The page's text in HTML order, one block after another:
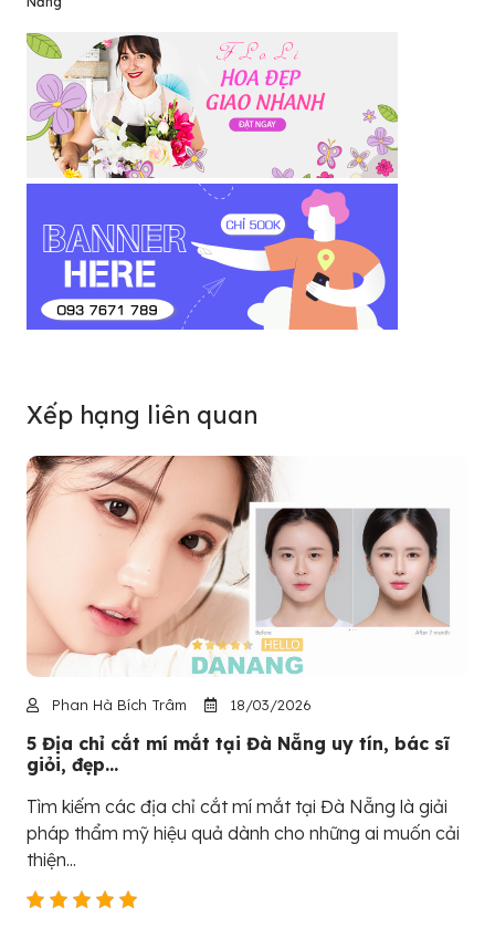
Xếp hạng liên quan
Phan Hà Bích Trâm 18/03/2026
5 Địa chỉ cắt mí mắt tại Đà Nẵng uy tín, bác sĩ
giỏi, đẹp...
Tìm kiếm các địa chỉ cắt mí mắt tại Đà Nẵng là giải
pháp thẩm mỹ hiệu quả dành cho những ai muốn cải
thiện...